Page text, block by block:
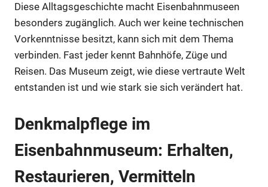
Diese Alltagsgeschichte macht Eisenbahnmuseen
besonders zugänglich. Auch wer keine technischen
Vorkenntnisse besitzt, kann sich mit dem Thema
verbinden. Fast jeder kennt Bahnhöfe, Züge und
Reisen. Das Museum zeigt, wie diese vertraute Welt
entstanden ist und wie stark sie sich verändert hat.
Denkmalpflege im
Eisenbahnmuseum: Erhalten,
Restaurieren, Vermitteln